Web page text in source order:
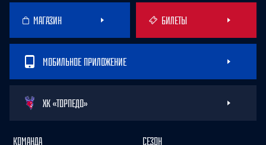
МАГАЗИН БИЛЕТЫ
МОБИЛЬНОЕ ПРИЛОЖЕНИЕ
ХК «ТОРПЕДО»
КОМАНДА СЕЗОН